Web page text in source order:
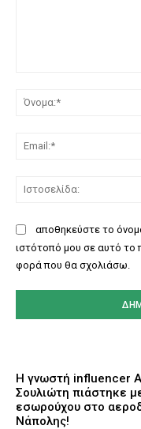
αποθηκεύστε το
ιστότοπό μου σε αυτό το
φορά που θα σχολιάσω.
Η γνωστή influencer
Σουλιώτη πιάστηκε
εσωρούχου στο
Νάπολης!